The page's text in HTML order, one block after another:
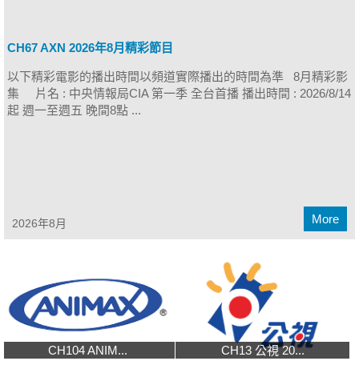
CH67 AXN 2026年8月精彩節目
以下精彩電影的播出時間以頻道實際播出的時間為準 8月精彩影
集 片名 : 中央情報局CIA 第一季 全台首播 播出時間 : 2026/8/14
起 週一至週五 晚間8點 ...
2026年8月 More
CH104 ANIM... CH13 公視 20...